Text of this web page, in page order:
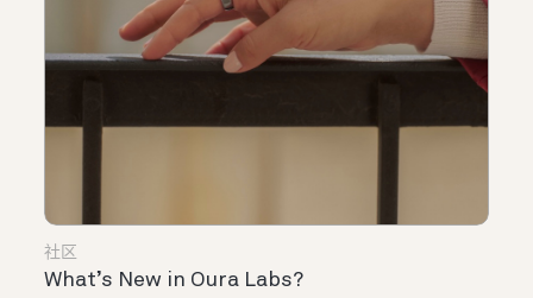
社区
What’s New in Oura Labs?